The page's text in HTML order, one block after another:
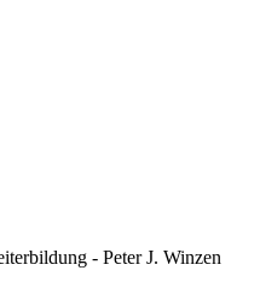
- Peter J. Winzen